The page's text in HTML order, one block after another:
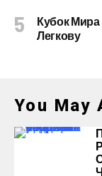
Кубок
Легкову
You May